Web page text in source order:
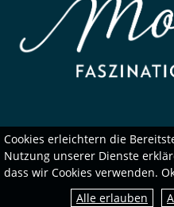
Cookies erleichtern die
Nutzung unserer Dienste
dass wir Cookies verwenden.